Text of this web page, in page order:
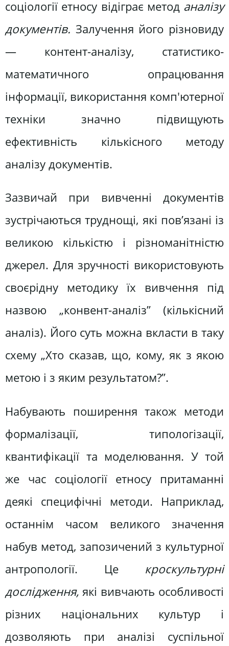
соціології етносу відіграє метод аналізу
документів. Залучення його різновиду
— контент-аналізу, статистико-
математичного опрацювання
інформації, використання комп'ютерної
техніки значно підвищують
ефективність кількісного методу
аналізу документів.
Зазвичай при вивченні документів
зустрічаються труднощі, які пов’язані із
великою кількістю і різноманітністю
джерел. Для зручності використовують
своєрідну методику їх вивчення під
назвою „конвент-аналіз” (кількісний
аналіз). Його суть можна вкласти в таку
схему „Хто сказав, що, кому, як з якою
метою і з яким результатом?”.
Набувають поширення також методи
формалізації, типологізації,
квантифікації та моделювання. У той
же час соціології етносу притаманні
деякі специфічні методи. Наприклад,
останнім часом великого значення
набув метод, запозичений з культурної
антропології. Це кроскультурні
дослідження, які вивчають особливості
різних національних культур і
дозволяють при аналізі суспільної